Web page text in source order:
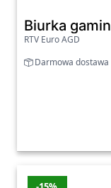
Biurka
RTV Euro AGD
Darmowa dostawa